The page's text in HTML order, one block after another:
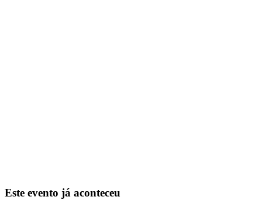
Este evento já aconteceu